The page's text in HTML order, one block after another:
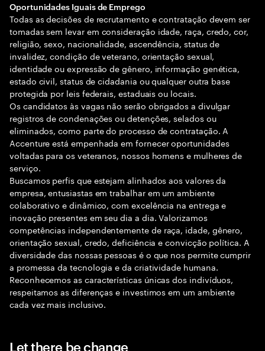
Oportunidades Iguais de Emprego
Todas as decisões de recrutamento e contratação devem ser
tomadas sem levar em consideração idade, raça, credo, cor,
religião, sexo, nacionalidade, ascendência, status de
invalidez, condição de veterano, orientação sexual,
identidade ou expressão de gênero, informação genética,
estado civil, status de cidadania ou qualquer outra base
protegida por leis federais, estaduais ou locais.
Os candidatos às vagas não serão obrigados a divulgar
registros de condenações ou detenções, selados ou
eliminados, como parte do processo de contratação. A
Accenture está empenhada em fornecer oportunidades
voltadas para os veteranos, nossos homens e mulheres de
serviço.
Buscamos perfis que estejam alinhados aos valores da
empresa, entusiastas em trabalhar em um ambiente
colaborativo e dinâmico, com excelência na entrega e
inovação presentes em seu dia a dia. Valorizamos
competências independentemente de raça, idade, gênero,
orientação sexual, credo, deficiência e convicção política. A
diversidade das nossas pessoas é o que nos permite cumprir
a promessa da tecnologia e da criatividade humana.
Reconhecemos as características únicas dos indivíduos,
respeitamos as diferenças e investimos em um ambiente
cada vez mais inclusivo.
Let there be change